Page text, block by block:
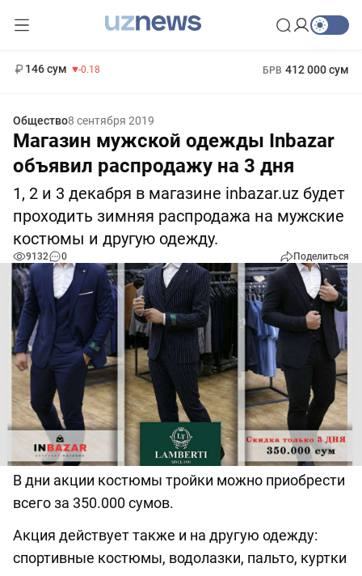
146 сум -0.18 БРВ 412 000 сум
Общество8 сентября 2019
Магазин мужской одежды Inbazar
объявил распродажу на 3 дня
1, 2 и 3 декабря в магазине inbazar.uz будет
проходить зимняя распродажа на мужские
костюмы и другую одежду.
9132 0 Поделиться
В дни акции костюмы тройки можно приобрести
всего за 350.000 сумов.
Акция действует также и на другую одежду:
спортивные костюмы, водолазки, пальто, куртки